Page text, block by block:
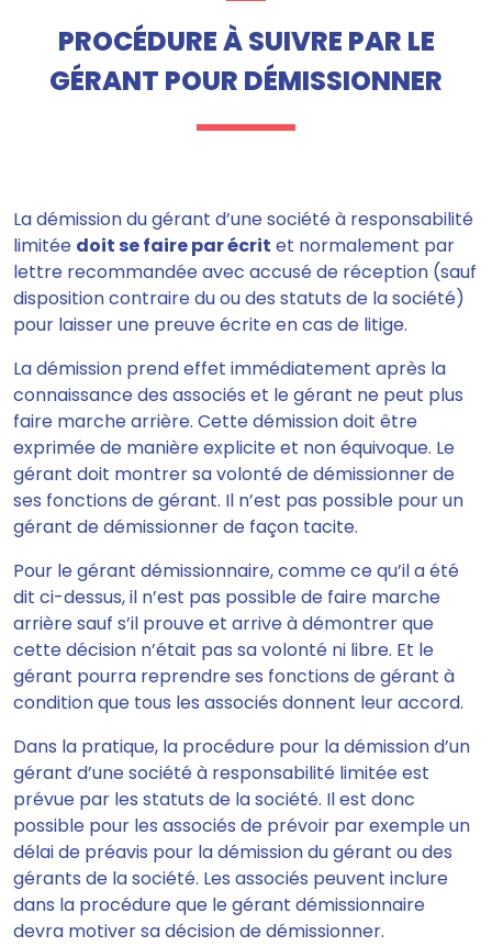
PROCÉDURE À SUIVRE PAR LE
GÉRANT POUR DÉMISSIONNER
La démission du gérant d’une société à responsabilité
limitée doit se faire par écrit et normalement par
lettre recommandée avec accusé de réception (sauf
disposition contraire du ou des statuts de la société)
pour laisser une preuve écrite en cas de litige.
La démission prend effet immédiatement après la
connaissance des associés et le gérant ne peut plus
faire marche arrière. Cette démission doit être
exprimée de manière explicite et non équivoque. Le
gérant doit montrer sa volonté de démissionner de
ses fonctions de gérant. Il n’est pas possible pour un
gérant de démissionner de façon tacite.
Pour le gérant démissionnaire, comme ce qu’il a été
dit ci-dessus, il n’est pas possible de faire marche
arrière sauf s’il prouve et arrive à démontrer que
cette décision n’était pas sa volonté ni libre. Et le
gérant pourra reprendre ses fonctions de gérant à
condition que tous les associés donnent leur accord.
Dans la pratique, la procédure pour la démission d’un
gérant d’une société à responsabilité limitéeest
prévue par les statuts de la société. Il est donc
possible pour les associés de prévoir par exemple un
délai de préavis pour la démission du gérant ou des
gérants de la société. Les associés peuvent inclure
dans la procédure que le gérant démissionnaire
devra motiver sa décision de démissionner.